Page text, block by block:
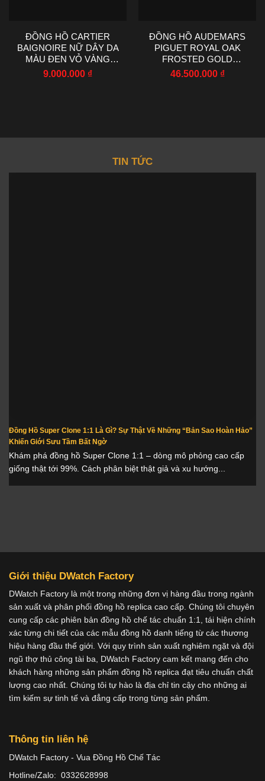
ĐỒNG HỒ CARTIER
BAIGNOIRE NỮ DÂY DA
MÀU ĐEN VỎ VÀNG
VÀNG AF FACTORY
9.000.000 ₫
ĐỒNG HỒ AUDEMARS
PIGUET ROYAL OAK
FROSTED GOLD
15407BC PHỦ VÀNG
46.500.000 ₫
TIN TỨC
Đồng Hồ Super Clone 1:1 Là Gì? Sự Thật Về Những “Bản Sao Hoàn Hảo”
Khiến Giới Sưu Tầm Bất Ngờ
Khám phá đồng hồ Super Clone 1:1 – dòng mô phỏng cao cấp
giống thật tới 99%. Cách phân biệt thật giả và xu hướng...
Giới thiệu DWatch Factory
DWatch Factory là một trong những đơn vị hàng đầu trong ngành
sản xuất và phân phối đồng hồ replica cao cấp. Chúng tôi chuyên
cung cấp các phiên bản đồng hồ chế tác chuẩn 1:1, tái hiện chính
xác từng chi tiết của các mẫu đồng hồ danh tiếng từ các thương
hiệu hàng đầu thế giới. Với quy trình sản xuất nghiêm ngặt và đội
ngũ thợ thủ công tài ba, DWatch Factory cam kết mang đến cho
khách hàng những sản phẩm đồng hồ replica đạt tiêu chuẩn chất
lượng cao nhất. Chúng tôi tự hào là địa chỉ tin cậy cho những ai
tìm kiếm sự tinh tế và đẳng cấp trong từng sản phẩm.
Thông tin liên hệ
DWatch Factory - Vua Đồng Hồ Chế Tác
Hotline/Zalo: 0332628998